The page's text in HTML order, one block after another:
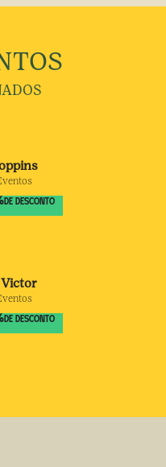
DE DESCONTO
DE DESCONTO